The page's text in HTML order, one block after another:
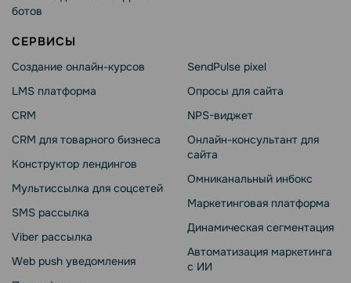
ботов
СЕРВИСЫ
Создание онлайн-курсов
LMS платформа
CRM
CRM для товарного бизнеса
Конструктор лендингов
Мультиссылка для соцсетей
SMS рассылка
Viber рассылка
Web push уведомления
SendPulse pixel
Опросы для сайта
NPS-виджет
Онлайн-консультант для
сайта
Омниканальный инбокс
Маркетинговая платформа
Динамическая сегментация
Автоматизация маркетинга
с ИИ